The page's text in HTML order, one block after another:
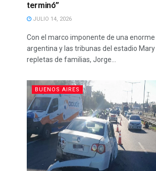
terminó”
JULIO 14, 2026
Con el marco imponente de una
argentina y las tribunas del estadio Mary
repletas de familias, Jorge...
BUENOS AIRES